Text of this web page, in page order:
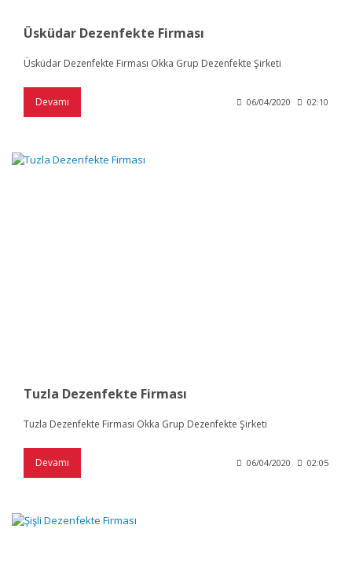
Üsküdar Dezenfekte Firması
Üsküdar Dezenfekte Firması Okka Grup Dezenfekte Şirketi
Devamı 06/04/2020 02:10
Tuzla Dezenfekte Firması
Tuzla Dezenfekte Firması Okka Grup Dezenfekte Şirketi
Devamı 06/04/2020 02:05